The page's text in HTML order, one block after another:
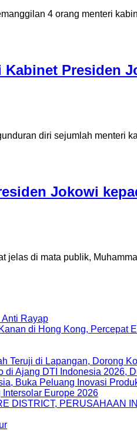
4 orang menteri
Presiden
diri sejumlah menteri
Jokowi
di mata publik,
Anti Rayap
di Hong Kong, Percepat
Teruji di Lapangan, Dorong
Ajang DTI Indonesia 2026,
Buka Peluang Inovasi
Intersolar Europe 2026
DISTRICT, PERUSAHAAN